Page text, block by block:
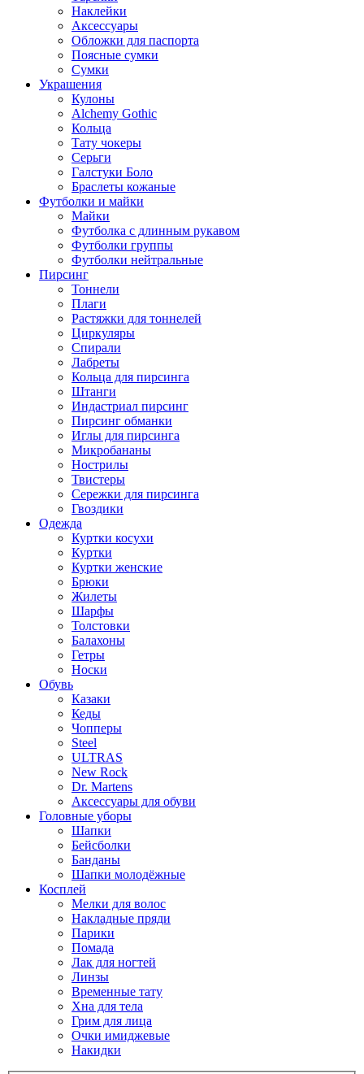
Наклейки
Аксессуары
Обложки для паспорта
Поясные сумки
Сумки
Украшения
Кулоны
Alchemy Gothic
Кольца
Тату чокеры
Серьги
Галстуки Боло
Браслеты кожаные
Футболки и майки
Майки
Футболка с длинным рукавом
Футболки группы
Футболки нейтральные
Пирсинг
Тоннели
Плаги
Растяжки для тоннелей
Циркуляры
Спирали
Лабреты
Кольца для пирсинга
Штанги
Индастриал пирсинг
Пирсинг обманки
Иглы для пирсинга
Микробананы
Нострилы
Твистеры
Сережки для пирсинга
Гвоздики
Одежда
Куртки косухи
Куртки
Куртки женские
Брюки
Жилеты
Шарфы
Толстовки
Балахоны
Гетры
Носки
Обувь
Казаки
Кеды
Чопперы
Steel
ULTRAS
New Rock
Dr. Martens
Аксессуары для обуви
Головные уборы
Шапки
Бейсболки
Банданы
Шапки молодёжные
Косплей
Мелки для волос
Накладные пряди
Парики
Помада
Лак для ногтей
Линзы
Временные тату
Хна для тела
Грим для лица
Очки имиджевые
Накидки